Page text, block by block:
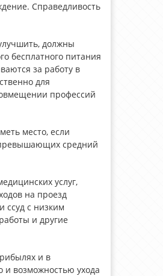
Справедливость
должны
бесплатного питания
за работу в
для
профессий
место, если
средний
услуг,
на проезд
ссуд с низким
и другие
и в
и возможностью ухода